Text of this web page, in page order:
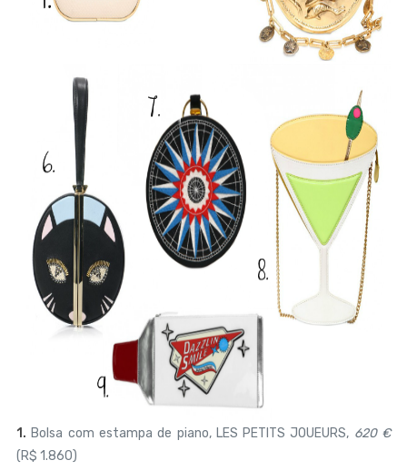
1. Bolsa com estampa de piano, LES PETITS JOUEURS, 620 €
(R$ 1.860)